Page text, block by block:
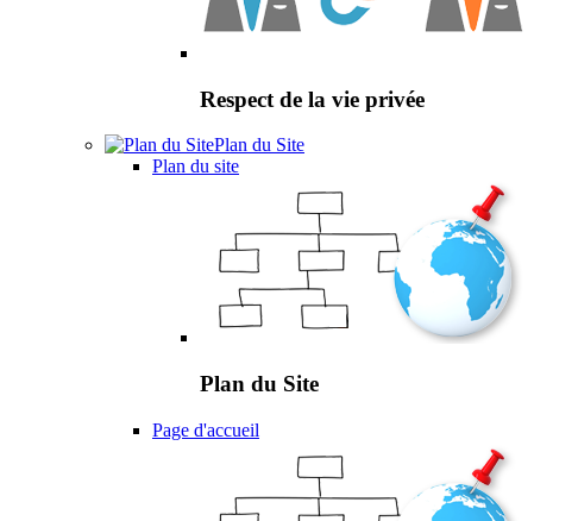
Respect de la vie privée
Plan du Site
Plan du site
Plan du Site
Page d'accueil